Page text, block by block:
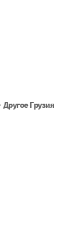
Другое Грузия